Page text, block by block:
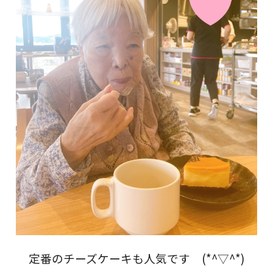
定番のチーズケーキも人気です (*^▽^*)